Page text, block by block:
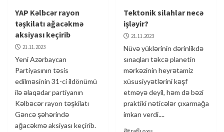
YAP Kəlbcər rayon
təşkilatı ağacəkmə
aksiyası keçirib
21.11.2023
Yeni Azərbaycan
Partiyasının təsis
edilməsinin 31-ci ildönümü
ilə əlaqədar partiyanın
Kəlbəcər rayon təşkilatı
Gəncə şəhərində
ağacəkmə aksiyası keçirib.
Tektonik silahlar necə
işləyir?
21.11.2023
Nüvə yüklərinin dərinlikdə
sınaqları təkcə planetin
mərkəzinin heyrətamiz
xüsusiyyətlərini kəşf
etməyə deyil, həm də bəzi
praktiki nəticələr çıxarmağa
imkan verdi....